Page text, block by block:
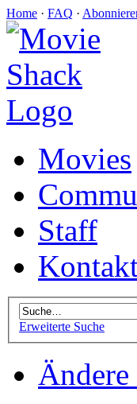
Home · FAQ ·
Movies
Staff
Erweiterte Suche